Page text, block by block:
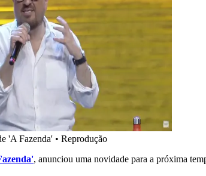
'A Fazenda' • Reprodução
, anunciou uma novidade para a próxima